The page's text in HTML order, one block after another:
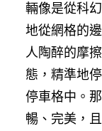
輛像是從科
地從網格的
人陶醉的摩
態，精準地
停車格中。
暢、完美，